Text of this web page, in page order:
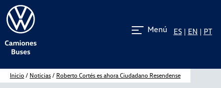
Menú ES| EN | PT
inicio / Noticias / Roberto Cortés es ahora Ciudadano Resendense